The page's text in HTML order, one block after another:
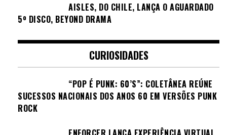
AISLES, DO CHILE, LANÇA O AGUARDADO
5º DISCO, BEYOND DRAMA
CURIOSIDADES
“POP É PUNK: 60’S”: COLETÂNEA REÚNE
SUCESSOS NACIONAIS DOS ANOS 60 EM VERSÕES PUNK
ROCK